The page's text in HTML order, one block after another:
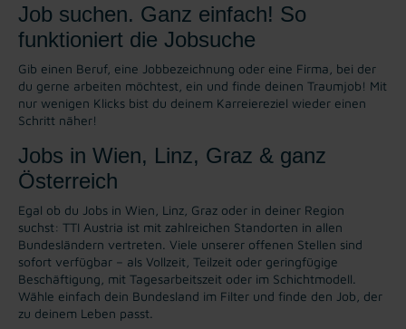
Job suchen. Ganz einfach! So
funktioniert die Jobsuche
Gib einen Beruf, eine Jobbezeichnung oder eine Firma, bei der
du gerne arbeiten möchtest, ein und finde deinen Traumjob! Mit
nur wenigen Klicks bist du deinem Karreiereziel wieder einen
Schritt näher!
Jobs in Wien, Linz, Graz & ganz
Österreich
Egal ob du Jobs in Wien, Linz, Graz oder in deiner Region
suchst: TTI Austria ist mit zahlreichen Standorten in allen
Bundesländern vertreten. Viele unserer offenen Stellen sind
sofort verfügbar – als Vollzeit, Teilzeit oder geringfügige
Beschäftigung, mit Tagesarbeitszeit oder im Schichtmodell.
Wähle einfach dein Bundesland im Filter und finde den Job, der
zu deinem Leben passt.